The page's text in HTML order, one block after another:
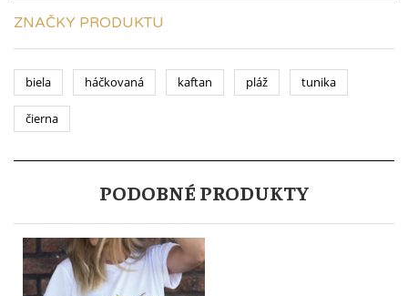
ZNAČKY PRODUKTU
biela háčkovaná kaftan pláž tunika
čierna
PODOBNÉ PRODUKTY